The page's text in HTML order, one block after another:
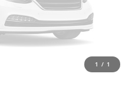
1 / 1